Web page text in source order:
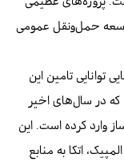
حمل‌ونقل عمومی
توانایی تامین این
که در سال‌های اخیر
وارد کرده است. این
اتکا به منابع